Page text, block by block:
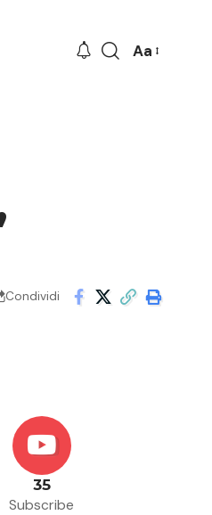
Font
Aa
Condividi
35
Subscribe